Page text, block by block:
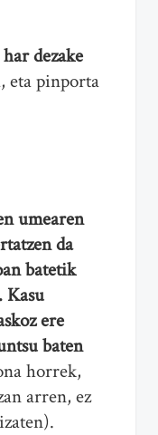
dezake
eta pinporta
umearen
da
batetik
Kasu
ere
baten
horrek,
arren, ez